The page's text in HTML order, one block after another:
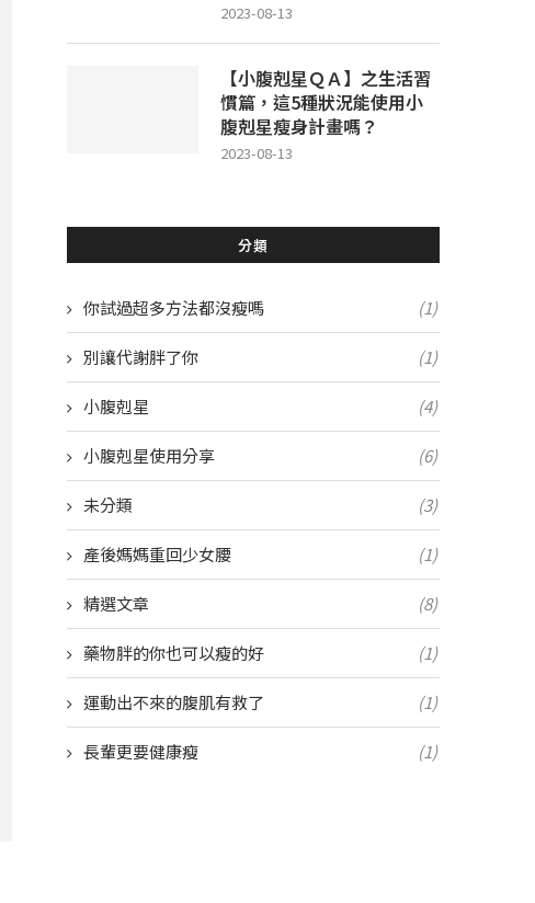
2023-08-13
【小腹剋星ＱＡ】之生活習
慣篇，這5種狀況能使用小
腹剋星瘦身計畫嗎？
2023-08-13
分類
你試過超多方法都沒瘦嗎 (1)
別讓代謝胖了你 (1)
小腹剋星 (4)
小腹剋星使用分享 (6)
未分類 (3)
產後媽媽重回少女腰 (1)
精選文章 (8)
藥物胖的你也可以瘦的好 (1)
運動出不來的腹肌有救了 (1)
長輩更要健康瘦 (1)